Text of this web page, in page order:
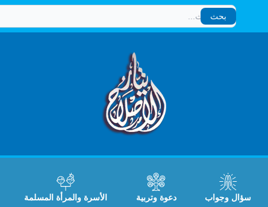
بحث
بحث
سؤال وجواب دعوة وتربية الأسرة والمرأة المسلمة